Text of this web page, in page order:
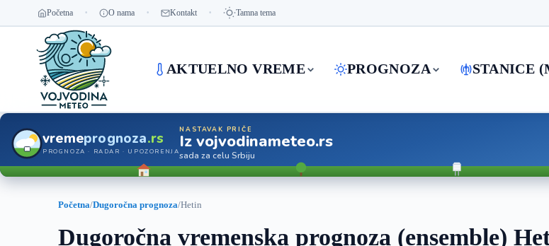
Početna O nama Kontakt Tamna tema
AKTUELNO VREME PROGNOZA STANICE
vremeprognoza.rs
PROGNOZA · RADAR · UPOZORENJA
NASTAVAK PRIČE
Iz vojvodinameteo.rs
sada za celu Srbiju
Početna/Dugoročna prognoza/Hetin
Dugoročna vremenska prognoza (ensemble)